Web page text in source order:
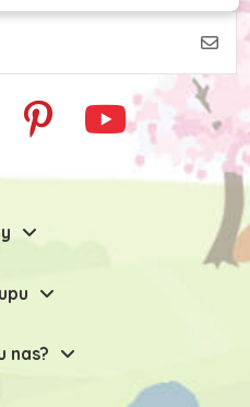
typu Montessori
do 6 miesiąca
nas?